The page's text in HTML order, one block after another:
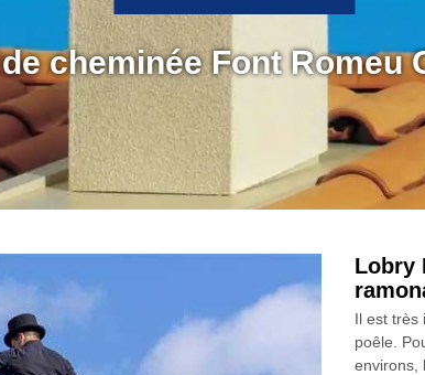
cheminée Font Romeu
Lobry
Il est très
poêle.
environs,